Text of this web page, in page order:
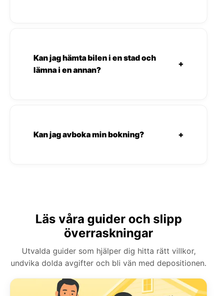
Kan jag hämta bilen i en stad och
lämna i en annan?
+
Kan jag avboka min bokning? +
Läs våra guider och slipp
överraskningar
Utvalda guider som hjälper dig hitta rätt villkor,
undvika dolda avgifter och bli vän med depositionen.